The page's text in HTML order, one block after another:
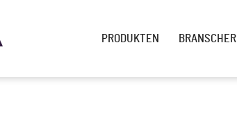
PRODUKTEN BRANSCHER